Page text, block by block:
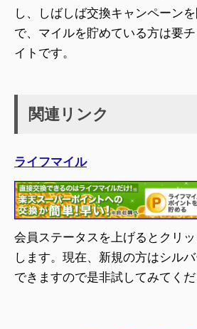
し、しばしば交換キャンペーン
で、マイルを貯めている方は要
イトです。
関連リンク
ライフマイル
会員ステータスを上げるとクリ
します。現在、新規の方はシル
できますので是非試してみてく